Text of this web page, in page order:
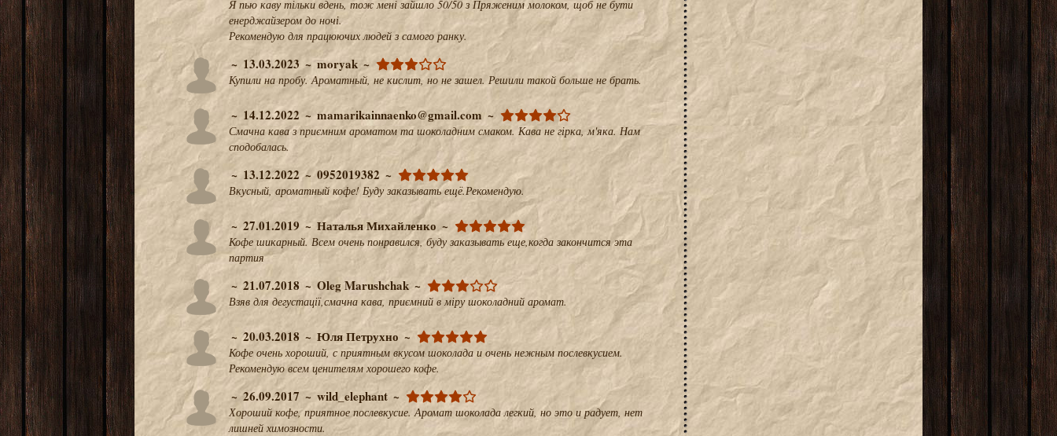
Я пью каву тільки вдень, тож мені зайшло 50/50 з Пряженим молоком, щоб не бути
енерджайзером до ночі.
Рекомендую для працюючих людей з самого ранку.
13.03.2023 moryak
Купили на пробу. Ароматный, не кислит, но не зашел. Решили такой больше не брать.
14.12.2022 mamarikainnaenko@gmail.com
Смачна кава з приємним ароматом та шоколадним смаком. Кава не гірка, м'яка. Нам
сподобалась.
13.12.2022 0952019382
Вкусный, ароматный кофе! Буду заказывать ещё.Рекомендую.
27.01.2019 Наталья Михайленко
Кофе шикарный. Всем очень понравился, буду заказывать еще,когда закончится эта
партия
21.07.2018 Oleg Marushchak
Взяв для дегустації,смачна кава, приємний в міру шоколадний аромат.
20.03.2018 Юля Петрухно
Кофе очень хороший, с приятным вкусом шоколада и очень нежным послевкусием.
Рекомендую всем ценителям хорошего кофе.
26.09.2017 wild_elephant
Хороший кофе, приятное послевкусие. Аромат шоколада легкий, но это и радует, нет
лишней химозности.